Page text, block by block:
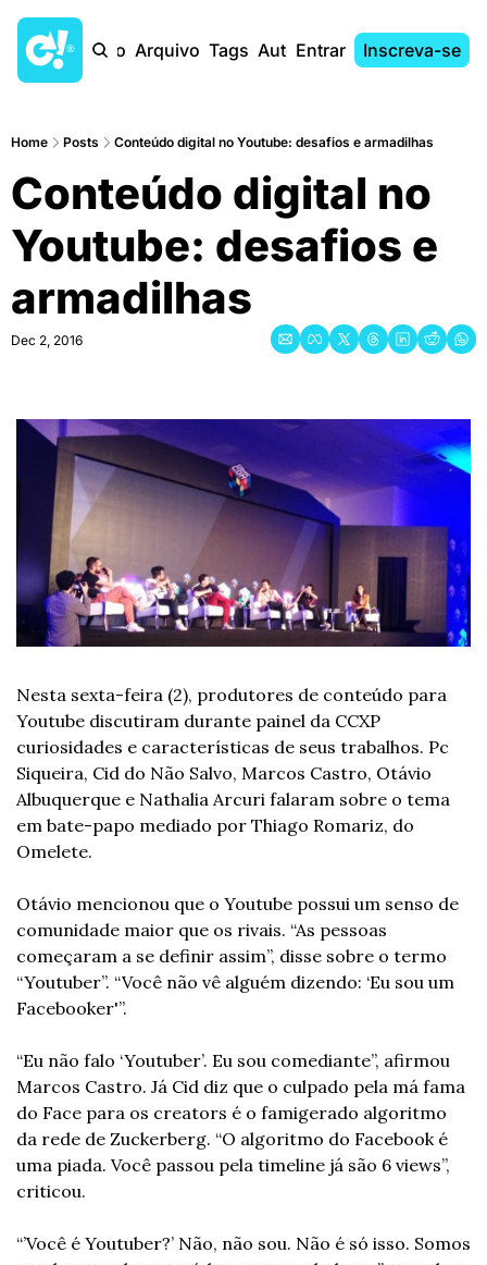
Início Arquivo Tags AutoresEntrar Inscreva-se
Home Posts Conteúdo digital no Youtube: desafios e armadilhas
Conteúdo digital no
Youtube: desafios e
armadilhas
Dec 2, 2016
Nesta sexta-feira (2), produtores de conteúdo para
Youtube discutiram durante painel da CCXP
curiosidades e características de seus trabalhos. Pc
Siqueira, Cid do Não Salvo, Marcos Castro, Otávio
Albuquerque e Nathalia Arcuri falaram sobre o tema
em bate-papo mediado por Thiago Romariz, do
Omelete.
Otávio mencionou que o Youtube possui um senso de
comunidade maior que os rivais. “As pessoas
começaram a se definir assim”, disse sobre o termo
“Youtuber”. “Você não vê alguém dizendo: ‘Eu sou um
Facebooker'”.
“Eu não falo ‘Youtuber’. Eu sou comediante”, afirmou
Marcos Castro. Já Cid diz que o culpado pela má fama
do Face para os creators é o famigerado algoritmo
da rede de Zuckerberg. “O algoritmo do Facebook é
uma piada. Você passou pela timeline já são 6 views”,
criticou.
“’Você é Youtuber?’ Não, não sou. Não é só isso. Somos